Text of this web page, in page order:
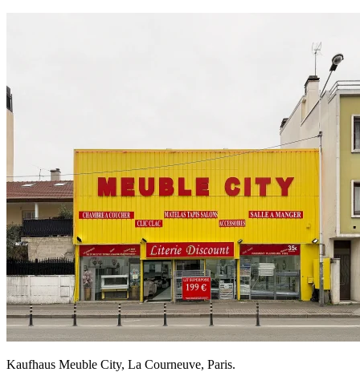
Kaufhaus Meuble City, La Courneuve, Paris.